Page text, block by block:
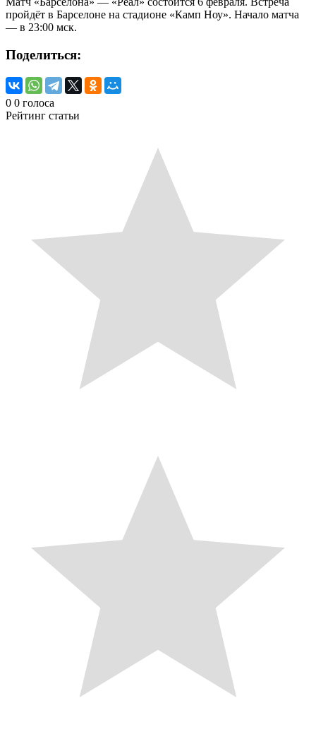
пройдёт в Барселоне на стадионе «Камп Ноу». Начало матча
— в 23:00 мск.
Поделиться:
0 0 голоса
Рейтинг статьи